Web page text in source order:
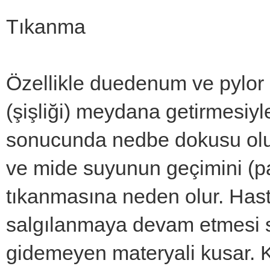
Tıkanma
Özellikle duedenum ve
(şişliği) meydana
sonucunda nedbe dokusu
ve mide suyunun geçimini
tıkanmasına neden olur.
salgılanmaya devam
gidemeyen materyali kusar.